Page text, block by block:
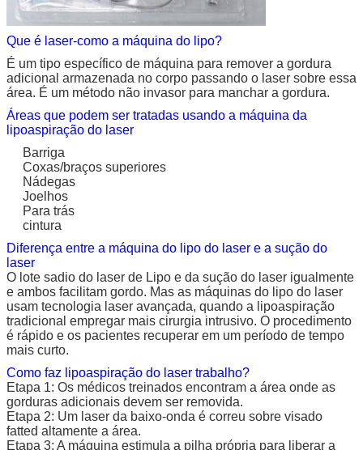
Que é laser-como a máquina do lipo?
É um tipo específico de máquina para remover a gordura
adicional armazenada no corpo passando o laser sobre essa
área. É um método não invasor para manchar a gordura.
Áreas que podem ser tratadas usando a máquina da
lipoaspiração do laser
Barriga
Coxas/braços superiores
Nádegas
Joelhos
Para trás
cintura
Diferença entre a máquina do lipo do laser e a sução do
laser
O lote sadio do laser de Lipo e da sução do laser igualmente
e ambos facilitam gordo. Mas as máquinas do lipo do laser
usam tecnologia laser avançada, quando a lipoaspiração
tradicional empregar mais cirurgia intrusivo. O procedimento
é rápido e os pacientes recuperar em um período de tempo
mais curto.
Como faz lipoaspiração do laser trabalho?
Etapa 1: Os médicos treinados encontram a área onde as
gorduras adicionais devem ser removida.
Etapa 2: Um laser da baixo-onda é correu sobre visado
fatted altamente a área.
Etapa 3: A máquina estimula a pilha própria para liberar a